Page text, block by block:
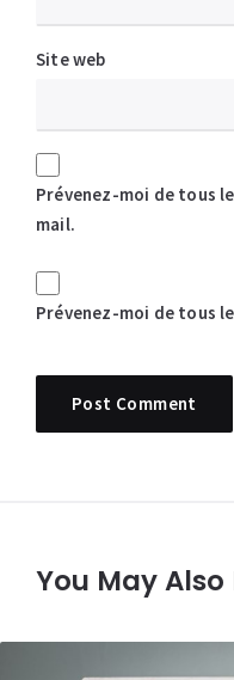
Site web
Prévenez-moi de tous
mail.
Prévenez-moi de tous
You May Also